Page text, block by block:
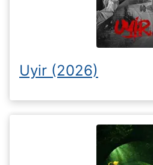
Uyir (2026)